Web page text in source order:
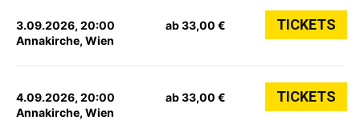
3.09.2026, 20:00
Annakirche, Wien
ab 33,00 € TICKETS
4.09.2026, 20:00
Annakirche, Wien
ab 33,00 € TICKETS